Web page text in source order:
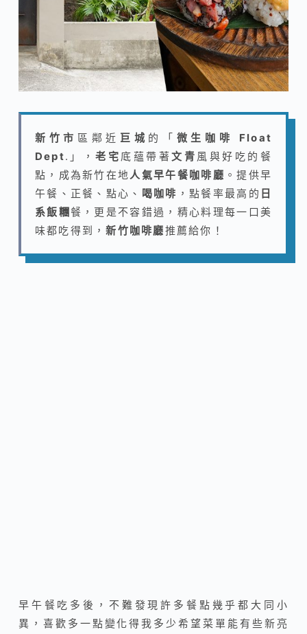
新竹市 區鄰近 巨城 的「 微生咖啡 Float
Dept.」，老宅 底蘊帶著文青 風與好吃的餐
點，成為新竹在地人氣早午餐咖啡廳 。提供早
午餐、正餐 、點心 、 喝咖啡 ，點餐率最高的 日
系飯糰餐，更是不容錯過，精心料理每一口美
味都吃得到，新竹咖啡廳推薦給你！
早午餐吃多後，不難發現許多餐點幾乎都大同小
異，喜歡多一點變化得我多少希望菜單能有些新亮